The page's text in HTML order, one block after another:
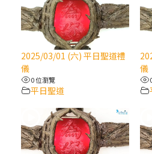
2025/10/10【萬物
樂會】紀念聖方濟
2025/10/10【萬
樂會】紀念聖方
(9完結)黃敏正主
匝凱的「新生命
2025/03/01 (六) 平日聖道禮
儀
0 位瀏覽
平日聖道
儀